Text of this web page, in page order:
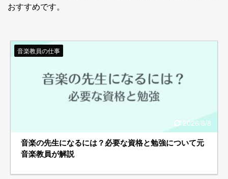
おすすめです。
2026/6/8
音楽教員の仕事
音楽の先生になるには？必要な資格と勉強について元
音楽教員が解説